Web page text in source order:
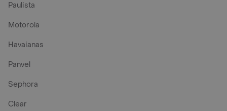
Paulista
Motorola
Havaianas
Panvel
Sephora
Clear